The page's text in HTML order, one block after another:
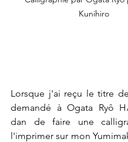
Kunihiro
Lorsque j'ai reçu le titre
demandé à Ogata Ryô H
dan de faire une
l'imprimer sur mon